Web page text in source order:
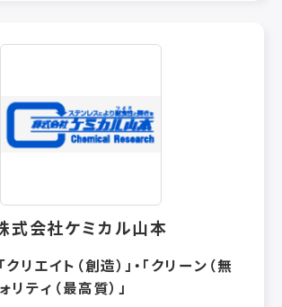
式会社ケミカル山本
リエイト（創造）」・「クリーン（無
リティ（最高質）」